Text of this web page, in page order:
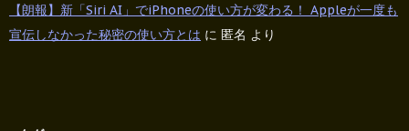
【朗報】新「Siri AI」でiPhoneの使い方が変わる！ Appleが一度も
宣伝しなかった秘密の使い方とは に 匿名 より